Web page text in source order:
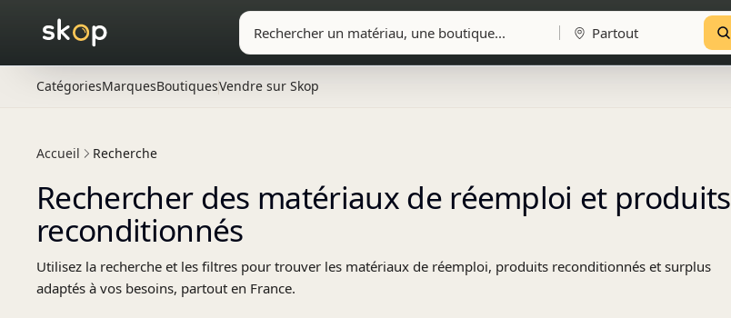
CatégoriesMarquesBoutiquesVendre sur Skop
Accueil Recherche
Rechercher des matériaux de réemploi et produits
reconditionnés
Utilisez la recherche et les filtres pour trouver les matériaux de réemploi, produits reconditionnés et surplus
adaptés à vos besoins, partout en France.